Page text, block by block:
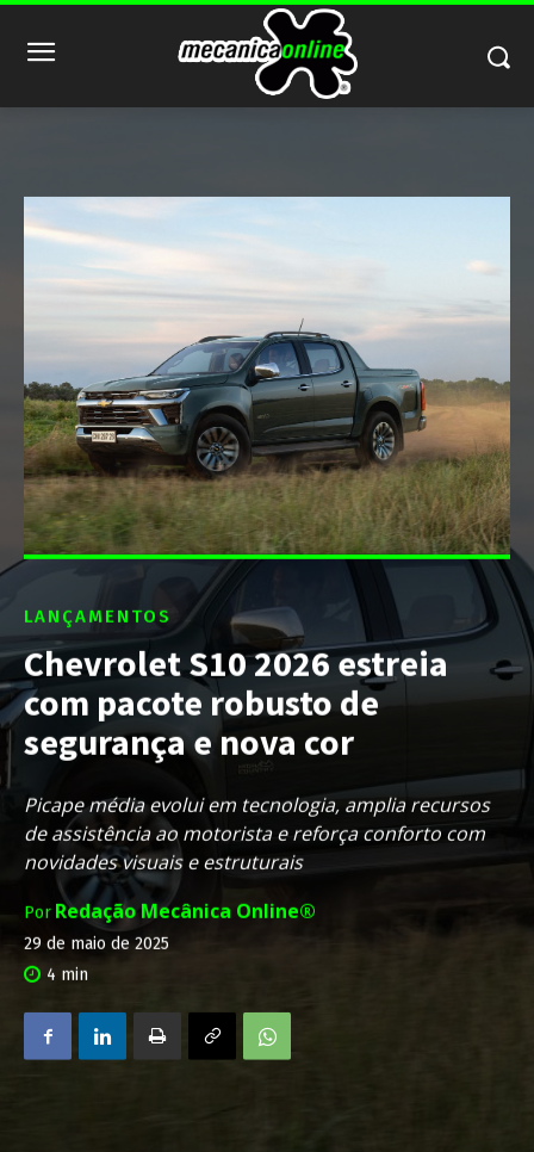
LANÇAMENTOS
Chevrolet S10 2026 estreia
com pacote robusto de
segurança e nova cor
Picape média evolui em tecnologia, amplia recursos
de assistência ao motorista e reforça conforto com
novidades visuais e estruturais
Por Redação Mecânica Online®
29 de maio de 2025
4 min